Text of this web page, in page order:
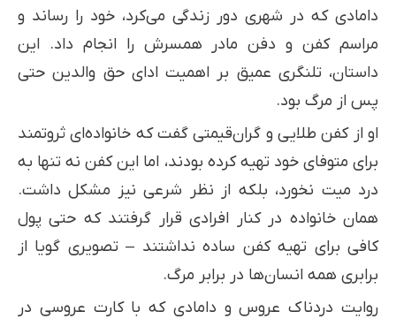
دامادی که در شهری دور زندگی می‌کرد، خود را رساند و
مراسم کفن و دفن مادر همسرش را انجام داد. این
داستان، تلنگری عمیق بر اهمیت ادای حق والدین حتی
پس از مرگ بود.
او از کفن طلایی و گران‌قیمتی گفت که خانواده‌ای ثروتمند
برای متوفای خود تهیه کرده بودند، اما این کفن نه تنها به
درد میت نخورد، بلکه از نظر شرعی نیز مشکل داشت.
همان خانواده در کنار افرادی قرار گرفتند که حتی پول
کافی برای تهیه کفن ساده نداشتند – تصویری گویا از
برابری همه انسان‌ها در برابر مرگ.
روایت دردناک عروس و دامادی که با کارت عروسی در